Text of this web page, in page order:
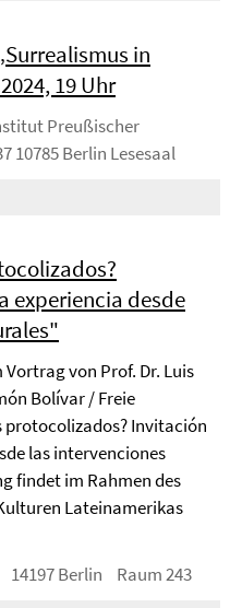
in
19 Uhr
Preußischer
10785 Berlin Lesesaal
experiencia desde
von Prof. Dr. Luis
Bolívar / Freie
Invitación
las intervenciones
findet im Rahmen des
Lateinamerikas
14197 Berlin Raum 243